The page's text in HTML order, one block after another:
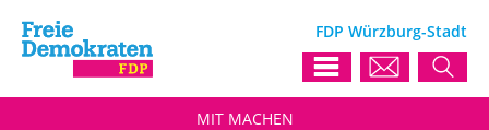
FDP Würzburg-Stadt
MIT MACHEN